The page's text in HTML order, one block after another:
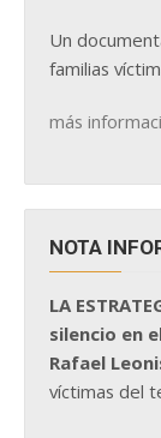
Un
familias
más
NOTA
LA
silencio en
Rafael
víctimas del